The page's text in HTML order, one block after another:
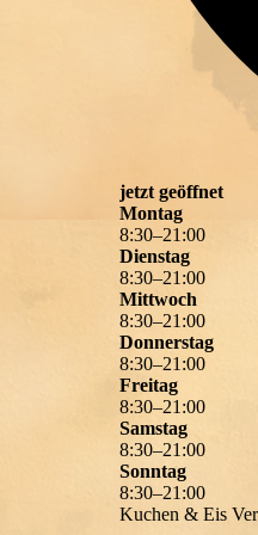
jetzt geöffnet
Montag
8:30–21 :00
Dienstag
8:30–21 :00
Mittwoch
8:30–21 :00
Donnerstag
8:30–21 :00
Freitag
8:30–21 :00
Samstag
8:30–21 :00
Sonntag
8:30–21 :00
Kuchen & Eis